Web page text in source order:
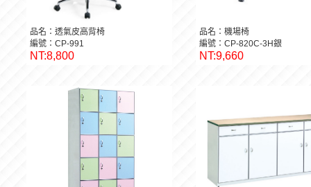
品名：透氣皮高背椅
編號：CP-991
NT:8,800
品名：機場椅
編號：CP-820C-3H銀
NT:9,660